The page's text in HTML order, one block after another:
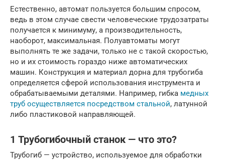
Естественно, автомат пользуется большим спросом,
ведь в этом случае свести человеческие трудозатраты
получается к минимуму, а производительность,
наоборот, максимальная. Полуавтоматы могут
выполнять те же задачи, только не с такой скоростью,
но и их стоимость гораздо ниже автоматических
машин. Конструкция и материал дорна для трубогиба
определяется сферой использования инструмента и
обрабатываемыми деталями. Например, гибка медных
труб осуществляется посредством стальной, латунной
либо пластиковой направляющей.
1 Трубогибочный станок — что это?
Трубогиб — устройство, используемое для обработки